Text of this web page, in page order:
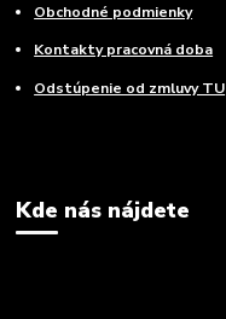
Obchodné podmienky
Kontakty pracovná doba
Odstúpenie od zmluvy TU
Kde nás nájdete